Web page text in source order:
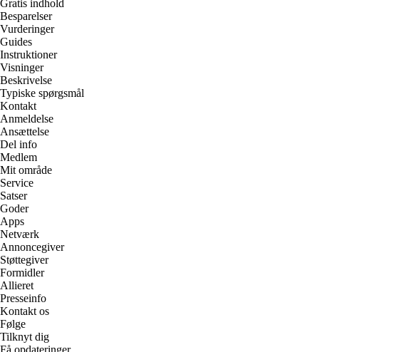
Gratis indhold
Besparelser
Vurderinger
Guides
Instruktioner
Visninger
Beskrivelse
Typiske spørgsmål
Kontakt
Anmeldelse
Ansættelse
Del info
Medlem
Mit område
Service
Satser
Goder
Apps
Netværk
Annoncegiver
Støttegiver
Formidler
Allieret
Presseinfo
Kontakt os
Følge
Tilknyt dig
Få opdateringer